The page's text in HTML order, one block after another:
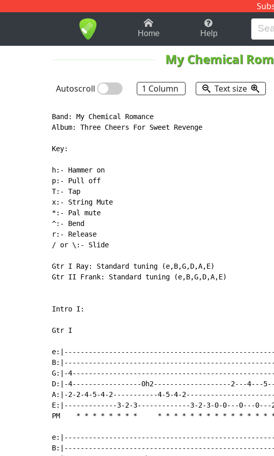
1-9 B H I
Home Help
My Chemical
Autoscroll 1 Column Text size
Band: My Chemical Romance
Album: Three Cheers For Sweet Revenge
Key:
h:- Hammer on
p:- Pull off
T:- Tap
x:- String Mute
*:- Pal mute
^:- Bend
r:- Release
/ or \:- Slide
Gtr I Ray: Standard tuning (e,B,G,D,A,E)
Gtr II Frank: Standard tuning (e,B,G,D,A,E)
Intro I:
Gtr I
G:|-
D:|-4-----------------0h2-------------------2---4---
A:|-2-2-4-5-4-2-----------4-5-4-
E:|-------------3-2-3-------------3-2-3-0-0---0---0---
PM * * * * * * * * * * * * * * * * * * * * * *